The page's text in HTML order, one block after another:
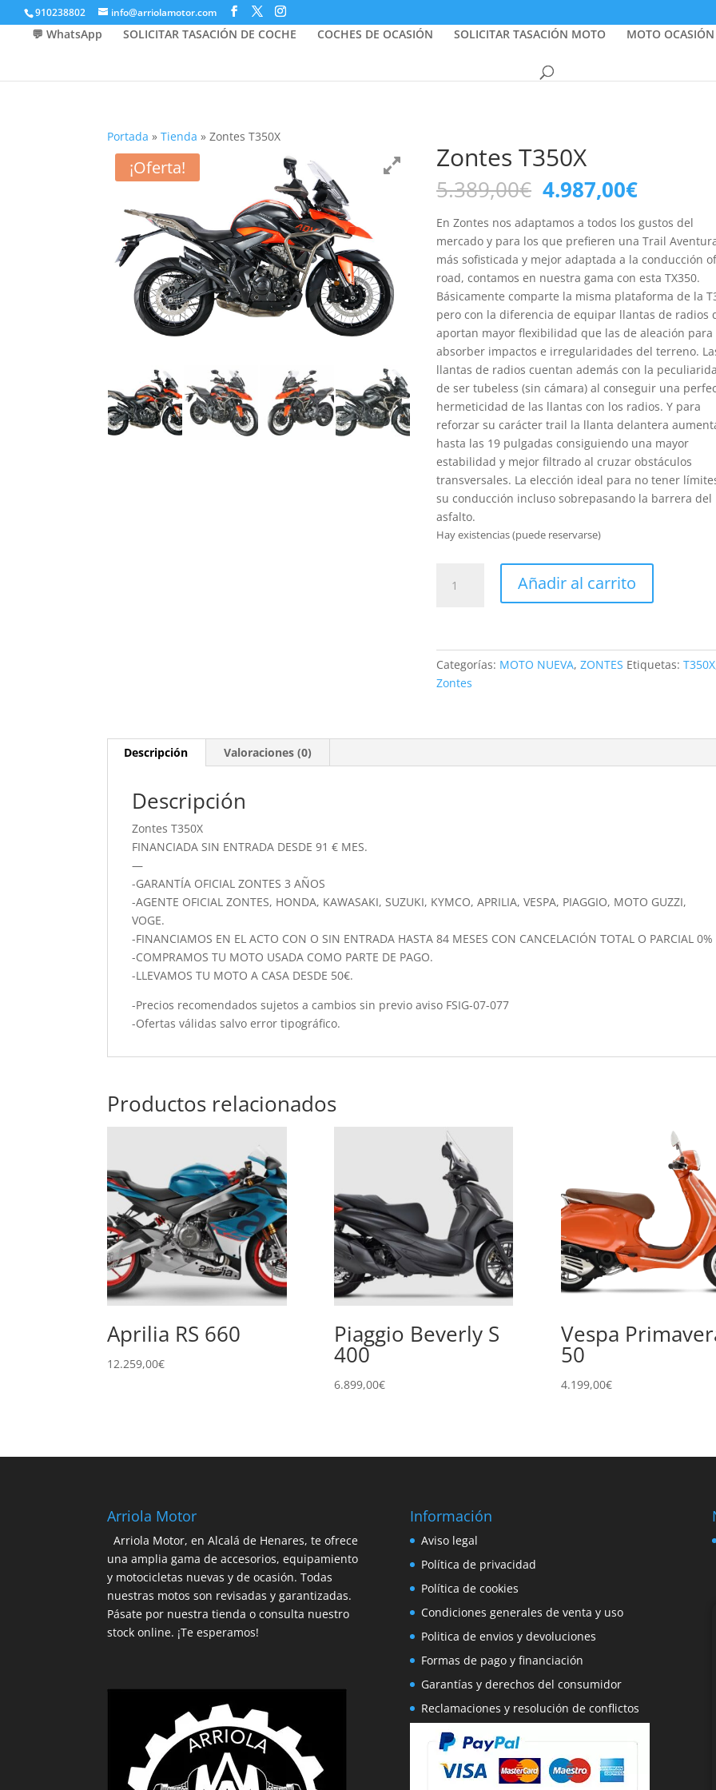
910238802 info@arriolamotor.com
💬 WhatsApp SOLICITAR TASACIÓN DE COCHE COCHES DE OCASIÓN SOLICITAR TASACIÓN MOTO MOTO OCASIÓN
Portada »Tienda »Zontes T350X
¡Oferta! Zontes T350X
5.389,00€ El
precio
original
era:
5.389,00€.
4.987,00€El
actual
es:
En Zontes nos adaptamos a todos los gustos del
mercado y para los que prefieren una Trail
más sofisticada y mejor adaptada a la conducción
road, contamos en nuestra gama con esta TX350.
Básicamente comparte la misma plataforma de la
pero con la diferencia de equipar llantas de radios
aportan mayor flexibilidad que las de aleación para
absorber impactos e irregularidades del terreno.
llantas de radios cuentan además con la
de ser tubeless (sin cámara) al conseguir una
hermeticidad de las llantas con los radios. Y para
reforzar su carácter trail la llanta delantera
hasta las 19 pulgadas consiguiendo una mayor
estabilidad y mejor filtrado al cruzar obstáculos
transversales. La elección ideal para no tener
su conducción incluso sobrepasando la barrera del
asfalto.
Hay existencias (puede reservarse)
T350X
Añadir al carrito
Categorías: MOTO NUEVA,ZONTES Etiquetas:T350X
Zontes
Descripción Valoraciones (0)
Descripción
Zontes T350X
FINANCIADA SIN ENTRADA DESDE 91 € MES.
—
-GARANTÍA OFICIAL ZONTES 3 AÑOS
-AGENTE OFICIAL ZONTES, HONDA, KAWASAKI, SUZUKI, KYMCO, APRILIA, VESPA, PIAGGIO, MOTO GUZZI,
VOGE.
-FINANCIAMOS EN EL ACTO CON O SIN ENTRADA HASTA 84 MESES CON CANCELACIÓN TOTAL O PARCIAL 0%
-COMPRAMOS TU MOTO USADA COMO PARTE DE PAGO.
-LLEVAMOS TU MOTO A CASA DESDE 50€.
-Precios recomendados sujetos a cambios sin previo aviso FSIG-07-077
-Ofertas válidas salvo error tipográfico.
Productos relacionados
Aprilia RS 660
12.259,00€
Piaggio Beverly S
400
6.899,00€
Vespa
50
4.199,00€
Arriola Motor
Arriola Motor, en Alcalá de Henares, te ofrece
una amplia gama de accesorios, equipamiento
y motocicletas nuevas y de ocasión. Todas
nuestras motos son revisadas y garantizadas.
Pásate por nuestra tienda o consulta nuestro
stock online. ¡Te esperamos!
Información
Aviso legal
Política de privacidad
Política de cookies
Condiciones generales de venta y uso
Politica de envios y devoluciones
Formas de pago y financiación
Garantías y derechos del consumidor
Reclamaciones y resolución de conflictos